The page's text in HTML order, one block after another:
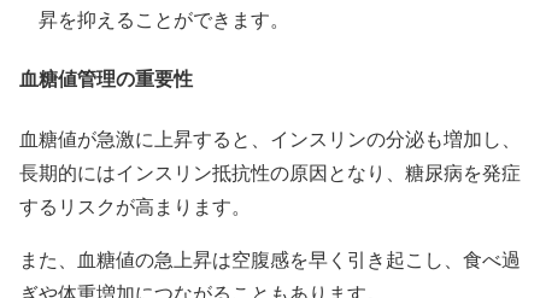
昇を抑えることができます。
血糖値管理の重要性
血糖値が急激に上昇すると、インスリンの分泌も増加し、
長期的にはインスリン抵抗性の原因となり、糖尿病を発症
するリスクが高まります。
また、血糖値の急上昇は空腹感を早く引き起こし、食べ過
ぎや体重増加につながることもあります。